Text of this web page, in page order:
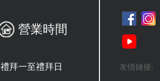
營業時間
禮拜一至禮拜日
友情鏈接: